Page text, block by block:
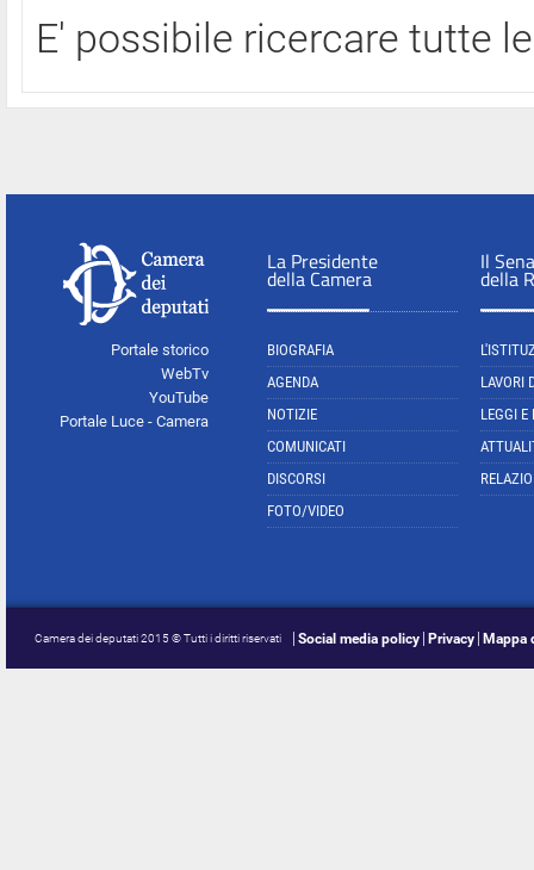
E' possibile ricercare tutte
Portale storico
WebTv
YouTube
Portale Luce - Camera
La Presidente
della Camera
BIOGRAFIA
AGENDA
NOTIZIE
COMUNICATI
DISCORSI
FOTO/VIDEO
Il
della
LAVORI
LEGGI E
Camera dei deputati 2015 © Tutti i diritti riservati Social media policy Privacy Mappa